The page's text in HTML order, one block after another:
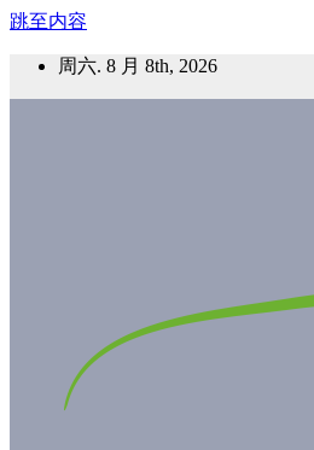
跳至内容
周六. 8 月 8th, 2026